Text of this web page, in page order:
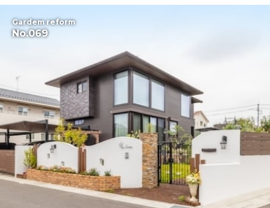
Gardem reform
No.069